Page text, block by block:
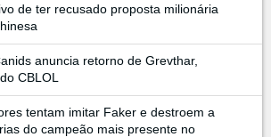
de ter recusado proposta milionária
anuncia retorno de Grevthar,
CBLOL
tentam imitar Faker e destroem a
do campeão mais presente no